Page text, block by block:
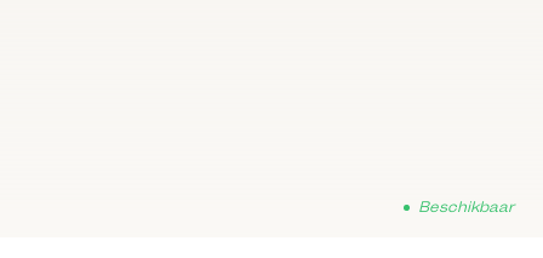
Beschikbaar